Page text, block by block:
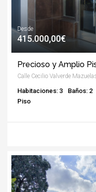
Desde
415.000,00€
Calle Cecilio Valverde
Habitaciones: 3
Baños: 2
Piso